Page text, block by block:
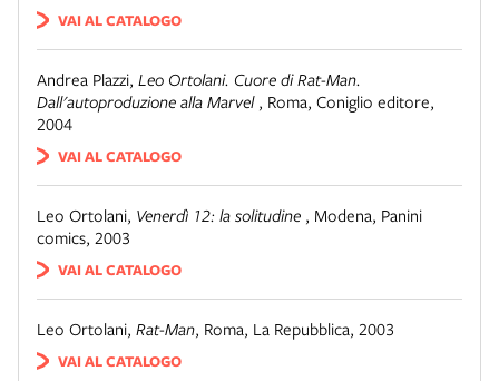
VAI AL CATALOGO
Andrea Plazzi, Leo Ortolani. Cuore di Rat-Man.
Dall'autoproduzione alla Marvel , Roma, Coniglio editore,
2004
VAI AL CATALOGO
Leo Ortolani, Venerdì 12: la solitudine , Modena, Panini
comics, 2003
VAI AL CATALOGO
Leo Ortolani, Rat-Man, Roma, La Repubblica, 2003
VAI AL CATALOGO